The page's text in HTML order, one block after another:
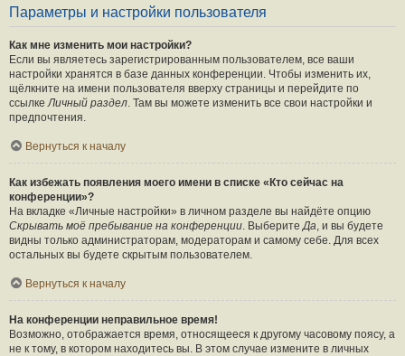
Параметры и настройки пользователя
Как мне изменить мои настройки?
Если вы являетесь зарегистрированным пользователем, все ваши
настройки хранятся в базе данных конференции. Чтобы изменить их,
щёлкните на имени пользователя вверху страницы и перейдите по
ссылкеЛичный раздел. Там вы можете изменить все свои настройки и
предпочтения.
Вернуться к началу
Как избежать появления моего имени в списке «Кто сейчас на
конференции»?
На вкладке «Личные настройки» в личном разделе вы найдёте опцию
Скрывать моё пребывание на конференции. ВыберитеДа, и вы будете
видны только администраторам, модераторам и самому себе. Для всех
остальных вы будете скрытым пользователем.
Вернуться к началу
На конференции неправильное время!
Возможно, отображается время, относящееся к другому часовому поясу, а
не к тому, в котором находитесь вы. В этом случае измените в личных